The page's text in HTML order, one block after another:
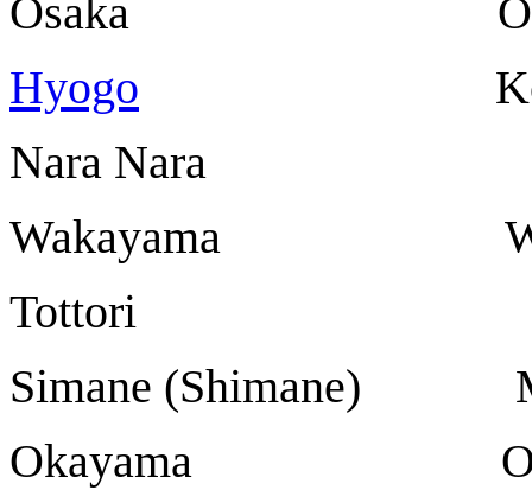
Osaka
Hyogo
Nara Nara
Wakayama
Tottori
Simane (Shimane)
Okayama